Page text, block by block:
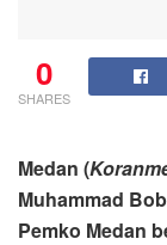
0
SHARES
Medan (
Muhammad
Pemko Medan